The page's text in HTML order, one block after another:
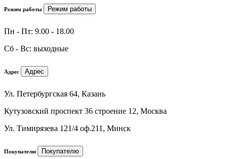
Режим работы Режим работы
Пн - Пт: 9.00 - 18.00
Сб - Вс: выходные
Адрес Адрес
Ул. Петербургская 64, Казань
Кутузовский проспект 36 строение 12, Москва
Ул. Тимирязева 121/4 оф.211, Минск
Покупателю Покупателю